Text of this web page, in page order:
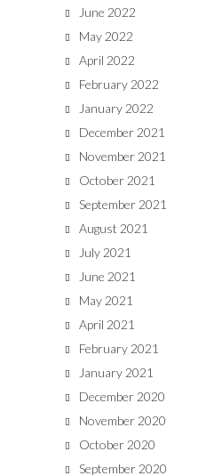
June 2022
May 2022
April 2022
February 2022
January 2022
December 2021
November 2021
October 2021
September 2021
August 2021
July 2021
June 2021
May 2021
April 2021
February 2021
January 2021
December 2020
November 2020
October 2020
September 2020